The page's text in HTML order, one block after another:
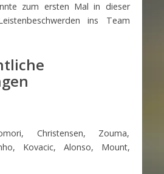
zum ersten Mal in dieser
ins Team
Christensen, Zouma,
Kovacic, Alonso, Mount,